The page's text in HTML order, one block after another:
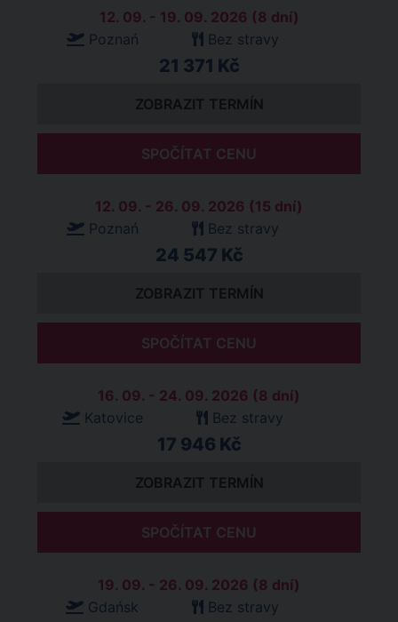
12. 09. - 19. 09. 2026 (8 dní)
Poznań
Bez stravy
21 371 Kč
ZOBRAZIT TERMÍN
SPOČÍTAT CENU
12. 09. - 26. 09. 2026 (15 dní)
Poznań
Bez stravy
24 547 Kč
ZOBRAZIT TERMÍN
SPOČÍTAT CENU
16. 09. - 24. 09. 2026 (8 dní)
Katovice
Bez stravy
17 946 Kč
ZOBRAZIT TERMÍN
SPOČÍTAT CENU
19. 09. - 26. 09. 2026 (8 dní)
Gdańsk
Bez stravy